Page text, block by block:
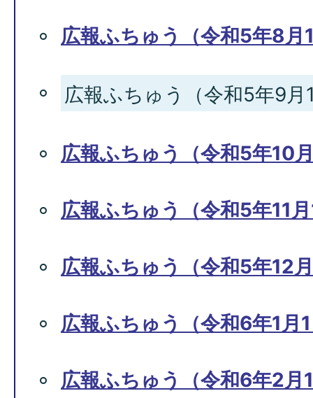
広報ふちゅう（令和5年8月
広報ふちゅう（令和5年9
広報ふちゅう（令和5年10
広報ふちゅう（令和5年11
広報ふちゅう（令和5年12
広報ふちゅう（令和6年1月
広報ふちゅう（令和6年2月